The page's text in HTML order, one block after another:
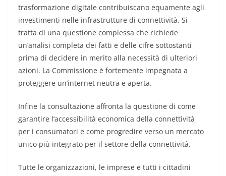
trasformazione digitale contribuiscano equamente agli
investimenti nelle infrastrutture di connettività. Si
tratta di una questione complessa che richiede
un’analisi completa dei fatti e delle cifre sottostanti
prima di decidere in merito alla necessità di ulteriori
azioni. La Commissione è fortemente impegnata a
proteggere un’internet neutra e aperta.
Infine la consultazione affronta la questione di come
garantire l’accessibilità economica della connettività
per i consumatori e come progredire verso un mercato
unico più integrato per il settore della connettività.
Tutte le organizzazioni, le imprese e tutti i cittadini